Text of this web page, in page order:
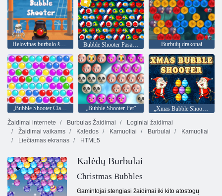
Helovinas burbulo šaulys Bubble Shooter Pasaulio čempionatas Burbulų drakonai
„Bubble Shooter Classic“ „Bubble Shooter Pet“
„Xmas Bubble Shooter“
Žaidimai internete
Burbulas Žaidimai
Loginiai žaidimai
Žaidimai vaikams
Kalėdos Kamuoliai Burbulai
Kamuoliai
Liečiamas ekranas
HTML5
Kalėdų Burbulai
Christmas Bubbles
Gamintojai stengiasi žaidimai iki kito atostogų